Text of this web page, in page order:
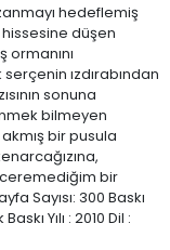
hedeflemiş
düşen
ormanını
ızdırabından
sonuna
bilmeyen
bir pusula
bir
Sayısı: 300 Baskı
Yılı : 2010 Dil :